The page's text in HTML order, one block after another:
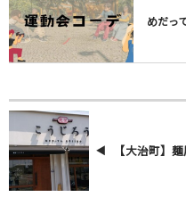
めだっ
【大治町】